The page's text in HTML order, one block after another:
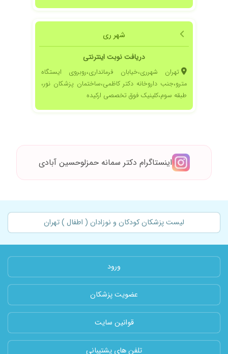
شهر ری
دریافت نوبت اینترنتی
تهران شهرری،خیابان فرمانداری،روبروی ایستگاه
مترو،جنب داروخانه دکتر کاظمی،ساختمان پزشکان نور،
طبقه سوم،کلینیک فوق تخصصی ارکیده
اینستاگرام دکتر سمانه حمزلوحسین آبادی
لیست پزشکان کودکان و نوزادان ( اطفال ) تهران
ورود
عضویت پزشکان
قوانین سایت
تلفن های پشتیبانی